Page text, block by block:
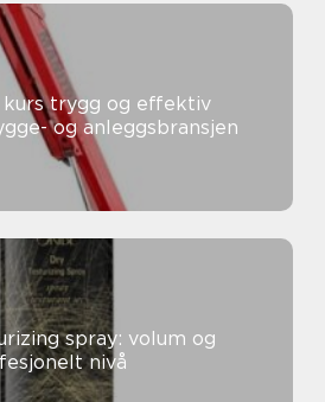
effektiv
og anleggsbransjen
spray: volum og
nivå